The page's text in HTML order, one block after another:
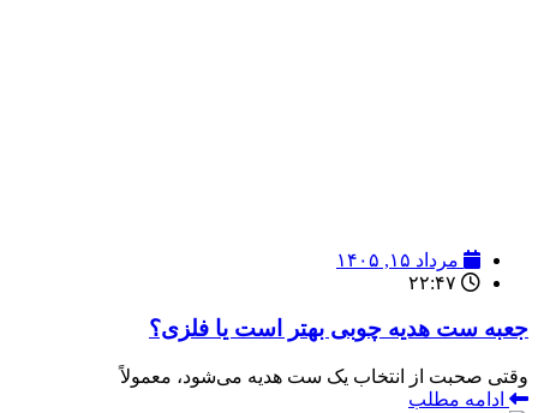
مرداد ۱۵, ۱۴۰۵
۲۲:۴۷
جعبه ست هدیه چوبی بهتر است یا فلزی؟
وقتی صحبت از انتخاب یک ست هدیه می‌شود، معمولاً
ادامه مطلب